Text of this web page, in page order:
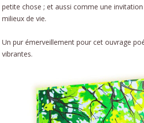
petite chose ; et aussi comme une
milieux de vie.
Un pur émerveillement pour cet ouvrage
vibrantes.